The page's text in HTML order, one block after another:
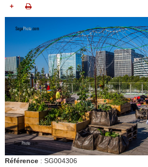
+
Référence : SG004306